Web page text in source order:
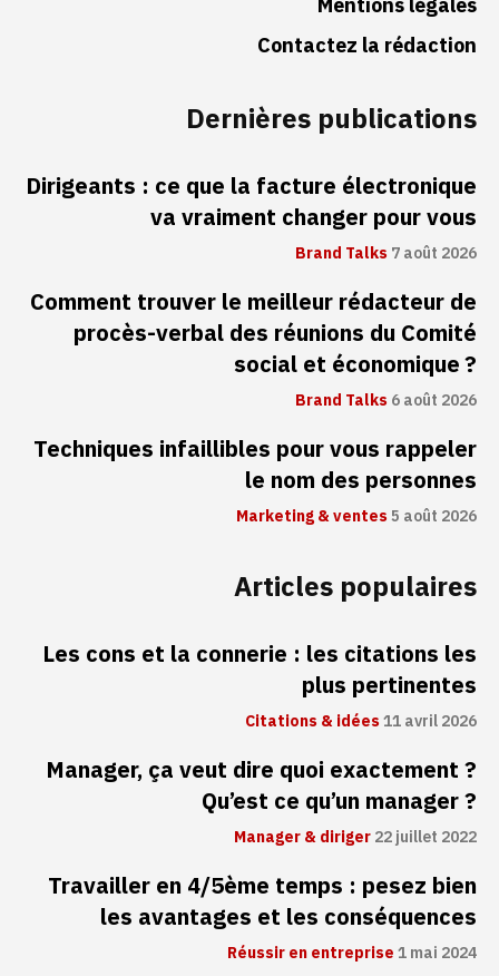
Contactez la rédaction
Dernières publications
Dirigeants : ce que la facture électronique
va vraiment changer pour vous
Brand Talks7 août 2026
Comment trouver le meilleur rédacteur de
procès-verbal des réunions du Comité
social et économique ?
Brand Talks6 août 2026
Techniques infaillibles pour vous rappeler
le nom des personnes
Marketing & ventes5 août 2026
Articles populaires
Les cons et la connerie : les citations les
plus pertinentes
Citations & idées11 avril 2026
Manager, ça veut dire quoi exactement ?
Qu’est ce qu’un manager ?
Manager & diriger22 juillet 2022
Travailler en 4/5ème temps : pesez bien
les avantages et les conséquences
Réussir en entreprise1 mai 2024